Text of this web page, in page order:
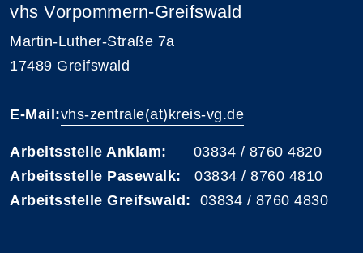
vhs Vorpommern-Greifswald
Martin-Luther-Straße 7a
17489 Greifswald
E-Mail:vhs-zentrale(at)kreis-vg.de
Arbeitsstelle Anklam: 03834 / 8760 4820
Arbeitsstelle Pasewalk: 03834 / 8760 4810
Arbeitsstelle Greifswald: 03834 / 8760 4830